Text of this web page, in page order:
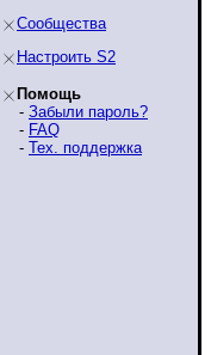
Сообщества
Настроить S2
Помощь
- Забыли пароль?
- FAQ
- Тех. поддержка